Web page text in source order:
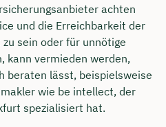
achten
und die Erreichbarkeit der
sein oder für unnötige
kann vermieden werden,
beraten lässt, beispielsweise
wie be intellect, der
spezialisiert hat.